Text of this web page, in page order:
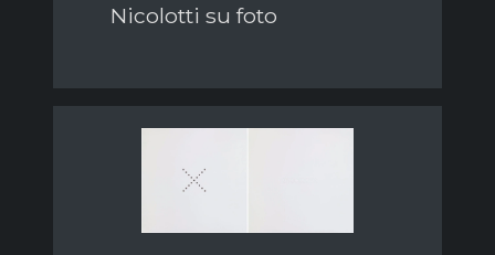
Nicolotti su foto